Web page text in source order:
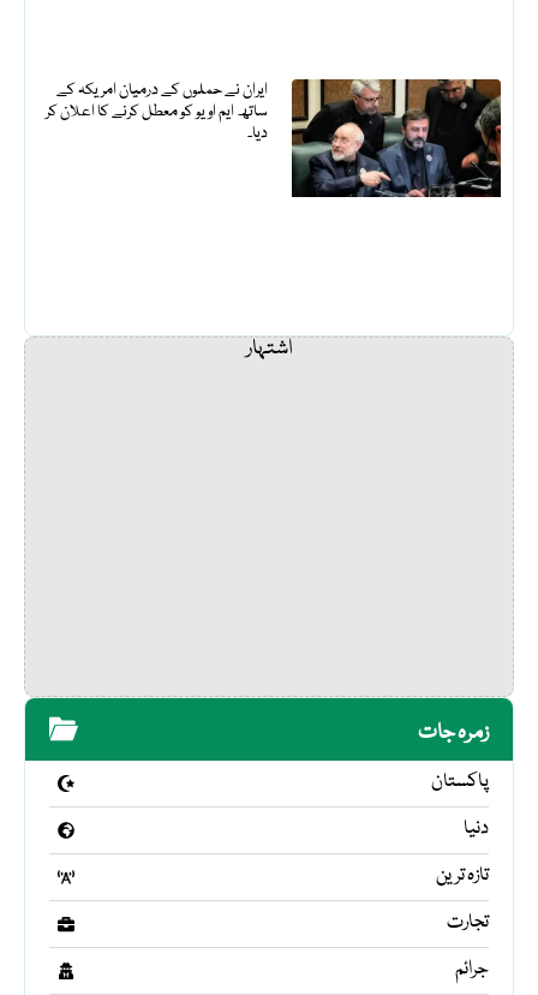
ایران نے حملوں کے درمیان امریکہ کے
ساتھ ایم او یو کو معطل کرنے کا اعلان کر
دیا۔
اشتہار
زمرہ جات
پاکستان
دنیا
تازہ ترین
تجارت
جرائم